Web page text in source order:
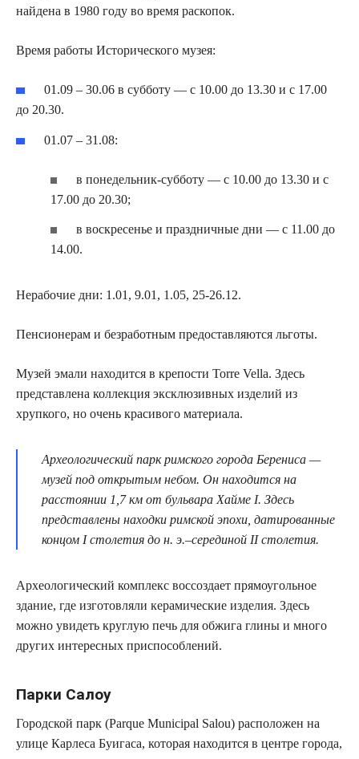
найдена в 1980 году во время раскопок.
Время работы Исторического музея:
01.09 – 30.06 в субботу — с 10.00 до 13.30 и с 17.00
до 20.30.
01.07 – 31.08:
в понедельник-субботу — с 10.00 до 13.30 и с
17.00 до 20.30;
в воскресенье и праздничные дни — с 11.00 до
14.00.
Нерабочие дни: 1.01, 9.01, 1.05, 25-26.12.
Пенсионерам и безработным предоставляются льготы.
Музей эмали находится в крепости Torre Vella. Здесь
представлена коллекция эксклюзивных изделий из
хрупкого, но очень красивого материала.
Археологический парк римского города Берениса —
музей под открытым небом. Он находится на
расстоянии 1,7 км от бульвара Хайме I. Здесь
представлены находки римской эпохи, датированные
концом I столетия до н. э.–серединой II столетия.
Археологический комплекс воссоздает прямоугольное
здание, где изготовляли керамические изделия. Здесь
можно увидеть круглую печь для обжига глины и много
других интересных приспособлений.
Парки Салоу
Городской парк (Parque Municipal Salou) расположен на
улице Карлеса Буигаса, которая находится в центре города,